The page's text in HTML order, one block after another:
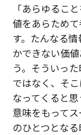
「あらゆるこ
値をあらため
す。たんなる
かできない価
う。そういっ
ではなく、そ
なってくると
意味をもって
のひとつとなる